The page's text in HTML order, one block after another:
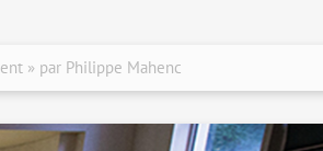
» par Philippe Mahenc